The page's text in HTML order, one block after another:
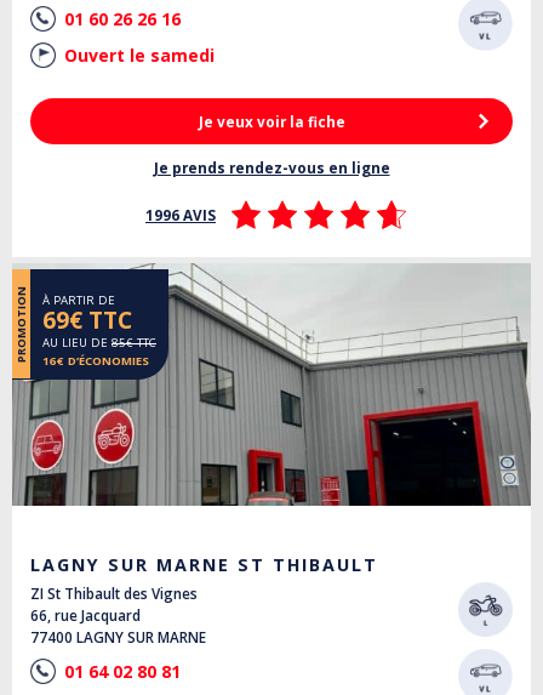
01 60 26 26 16
Ouvert le samedi
Je veux voir la fiche
Je prends rendez-vous en ligne
1996 AVIS
PROMOTION À PARTIR DE
69€ TTC
AU LIEU DE 85€ TTC
16€ D’ÉCONOMIES
LAGNY SUR MARNE ST THIBAULT
ZI St Thibault des Vignes
66, rue Jacquard
77400 LAGNY SUR MARNE
01 64 02 80 81